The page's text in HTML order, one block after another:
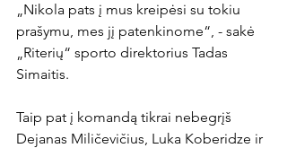
„Nikola pats į mus kreipėsi su tokiu
prašymu, mes jį patenkinome“, - sakė
„Riterių“ sporto direktorius Tadas
Simaitis.
Taip pat į komandą tikrai nebegrįš
Dejanas Miličevičius, Luka Koberidze ir